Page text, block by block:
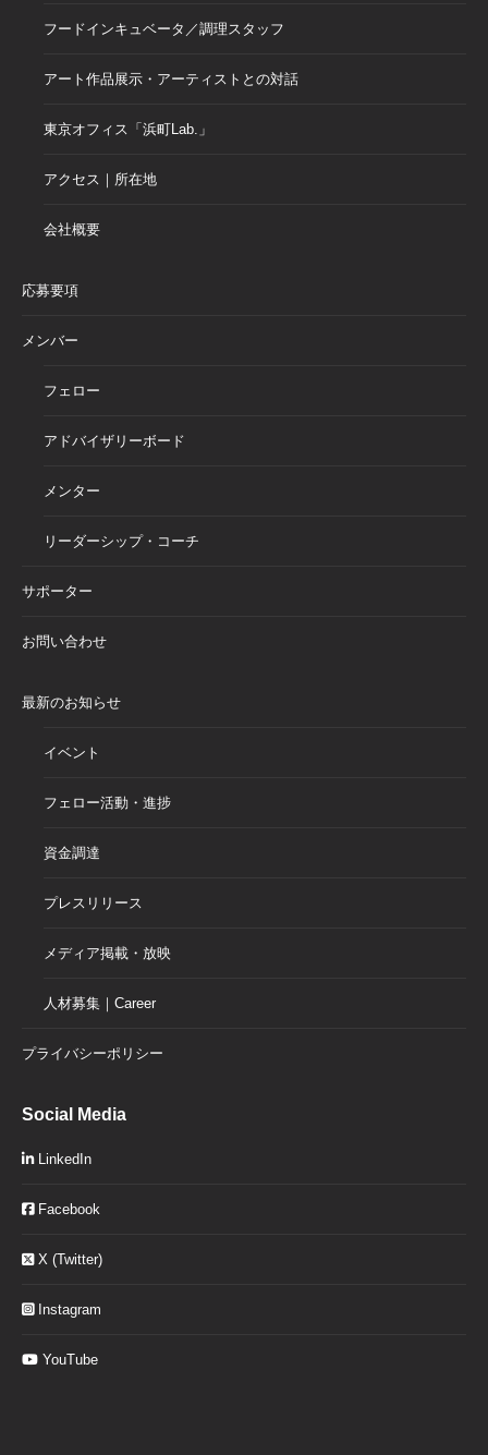
フードインキュベータ／調理スタッフ
アート作品展示・アーティストとの対話
東京オフィス「浜町Lab.」
アクセス｜所在地
会社概要
応募要項
メンバー
フェロー
アドバイザリーボード
メンター
リーダーシップ・コーチ
サポーター
お問い合わせ
最新のお知らせ
イベント
フェロー活動・進捗
資金調達
プレスリリース
メディア掲載・放映
人材募集｜Career
プライバシーポリシー
Social Media
LinkedIn
Facebook
X (Twitter)
Instagram
YouTube